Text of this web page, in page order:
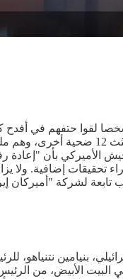
في واشنطن العاصمة، جون
الأميركي بأن
تحقيقات إضافية. ولا
إيرلاينز"
نتنياهو،
البيت الأبيض، من